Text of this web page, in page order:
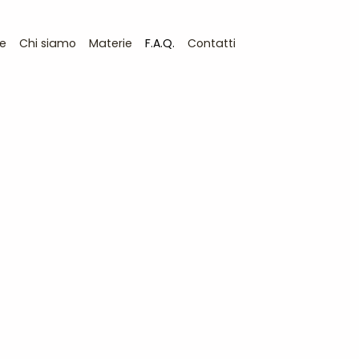
Chi siamo Materie F.A.Q. Contatti